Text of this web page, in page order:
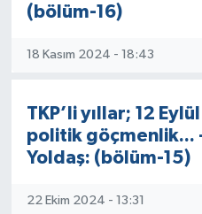
(bölüm-16)
18 Kasım 2024 - 18:43
TKP’li yıllar; 12
politik göçmenlik...
Yoldaş: (bölüm-15)
22 Ekim 2024 - 13:31